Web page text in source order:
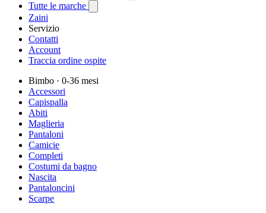
Tutte le marche
Zaini
Servizio
Contatti
Account
Traccia ordine ospite
Bimbo · 0-36 mesi
Accessori
Capispalla
Abiti
Maglieria
Pantaloni
Camicie
Completi
Costumi da bagno
Nascita
Pantaloncini
Scarpe